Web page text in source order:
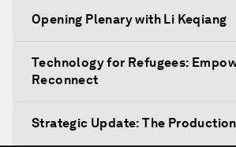
Opening Plenary with Li Keqiang
Technology for Refugees:
Reconnect
Strategic Update: The